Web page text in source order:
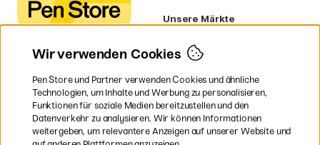
Unsere Märkte
Norwegen
Dänemark
Frankreich
Irland
Niederlande
UK
EU
Wir verwenden Cookies
Pen Store und Partner verwenden Cookies und ähnliche
Technologien, um Inhalte und Werbung zu personalisieren,
Funktionen für soziale Medien bereitzustellen und den
Datenverkehr zu analysieren. Wir können Informationen
weitergeben, um relevantere Anzeigen auf unserer Website und